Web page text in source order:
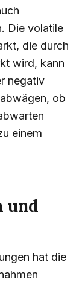
Die volatile
die durch
wird, kann
negativ
ob
einem
und
hat die